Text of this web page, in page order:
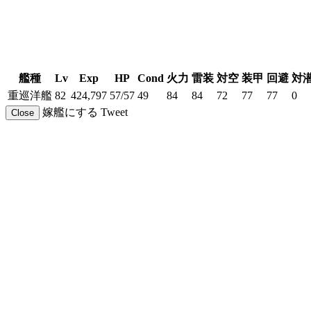
艦種 Lv Exp HP Cond 火力 雷装 対空 装甲 回避 対
重巡洋艦 82 424,797 57/57 49 84 84 72 77 77 0
Close 嫁艦にする Tweet